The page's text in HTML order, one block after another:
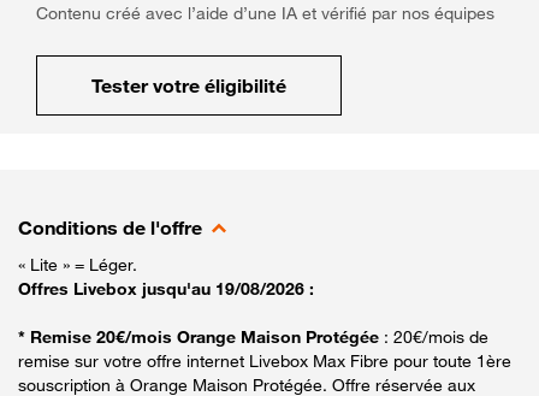
Contenu créé avec l’aide d’une IA et vérifié par nos équipes
Tester votre éligibilité
Conditions de l'offre
« Lite » = Léger.
Offres Livebox jusqu'au 19/08/2026 :
* Remise 20€/mois Orange Maison Protégée : 20€/mois de
remise sur votre offre internet Livebox Max Fibre pour toute 1ère
souscription à Orange Maison Protégée. Offre réservée aux